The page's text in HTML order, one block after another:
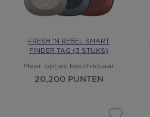
FRESH 'N REBEL SMART
FINDER TAG (3 STUKS)
Meer opties beschikbaar
20,200 PUNTEN